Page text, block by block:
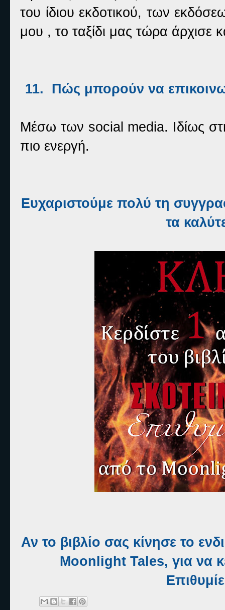
του ίδιου εκδοτικού, των
μου , το ταξίδι μας τώρα άρχισε
11. Πώς μπορούν να
Μέσω των social media. Ιδίως
πιο ενεργή.
Eυχαριστούμε πολύ τη
τα
Αν το βιβλίο σας κίνησε το
Moonlight Tales, για να